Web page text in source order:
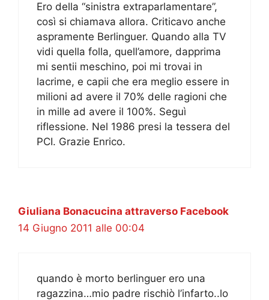
Ero della “sinistra extraparlamentare”,
così si chiamava allora. Criticavo anche
aspramente Berlinguer. Quando alla TV
vidi quella folla, quell’amore, dapprima
mi sentii meschino, poi mi trovai in
lacrime, e capii che era meglio essere in
milioni ad avere il 70% delle ragioni che
in mille ad avere il 100%. Seguì
riflessione. Nel 1986 presi la tessera del
PCI. Grazie Enrico.
Giuliana Bonacucina attraverso Facebook
14 Giugno 2011 alle 00:04
quando è morto berlinguer ero una
ragazzina…mio padre rischiò l’infarto..lo